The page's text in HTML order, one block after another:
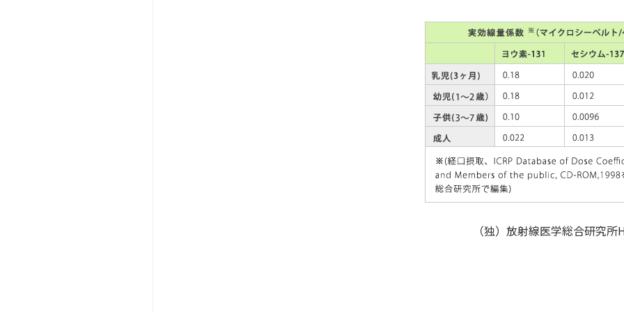
（独）放射線医学総合研究所